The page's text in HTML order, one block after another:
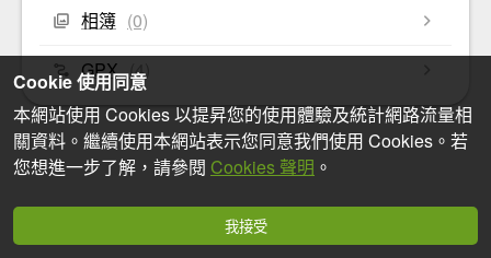
相簿 (0)
GPX (4)
Cookie 使用同意
本網站使用 Cookies 以提昇您的使用體驗及統計網路流量相
關資料。繼續使用本網站表示您同意我們使用 Cookies。若
您想進一步了解，請參閱 Cookies 聲明 。
我接受